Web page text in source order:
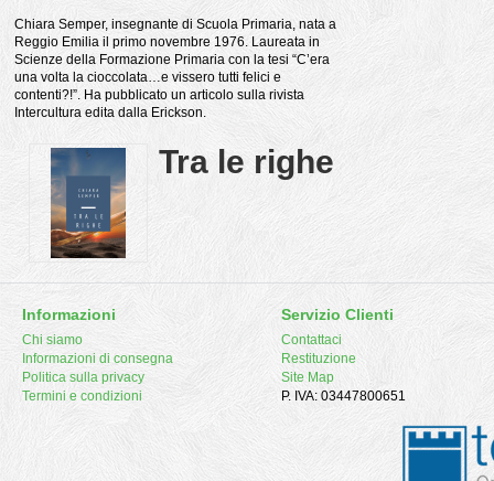
Chiara Semper, insegnante di Scuola Primaria, nata a
Reggio Emilia il primo novembre 1976. Laureata in
Scienze della Formazione Primaria con la tesi “C’era
una volta la cioccolata…e vissero tutti felici e
contenti?!”. Ha pubblicato un articolo sulla rivista
Intercultura edita dalla Erickson.
Tra le righe
Informazioni
Chi siamo
Informazioni di consegna
Politica sulla privacy
Termini e condizioni
Servizio Clienti
Contattaci
Restituzione
Site Map
P. IVA: 03447800651